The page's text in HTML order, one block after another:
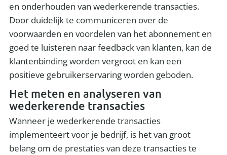
en onderhouden van wederkerende transacties.
Door duidelijk te communiceren over de
voorwaarden en voordelen van het abonnement en
goed te luisteren naar feedback van klanten, kan de
klantenbinding worden vergroot en kan een
positieve gebruikerservaring worden geboden.
Het meten en analyseren van
wederkerende transacties
Wanneer je wederkerende transacties
implementeert voor je bedrijf, is het van groot
belang om de prestaties van deze transacties te